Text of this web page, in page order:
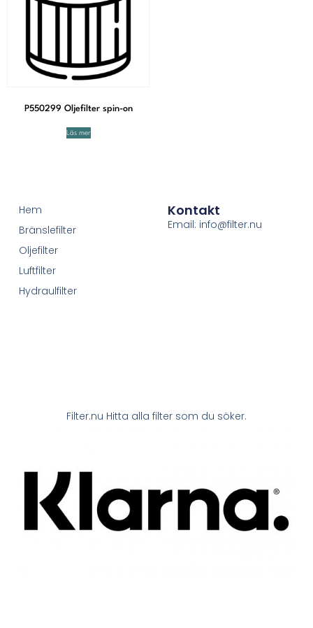
P550299 Oljefilter spin-on
Läs mer
Filter.nu Hitta alla filter som du söker.
Hem
Bränslefilter
Oljefilter
Luftfilter
Hydraulfilter
Kontakt
Email: info@filter.nu